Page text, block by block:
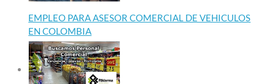
EMPLEO PARA ASESOR COMERCIAL DE VEHICULOS
EN COLOMBIA